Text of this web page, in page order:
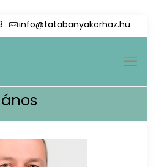
info@tatabanyakorhaz.hu